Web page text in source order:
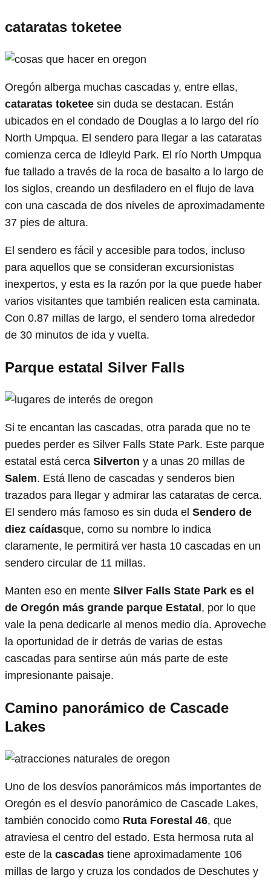
cataratas toketee
Oregón alberga muchas cascadas y, entre ellas,
cataratas toketee sin duda se destacan. Están
ubicados en el condado de Douglas a lo largo del río
North Umpqua. El sendero para llegar a las cataratas
comienza cerca de Idleyld Park. El río North Umpqua
fue tallado a través de la roca de basalto a lo largo de
los siglos, creando un desfiladero en el flujo de lava
con una cascada de dos niveles de aproximadamente
37 pies de altura.
El sendero es fácil y accesible para todos, incluso
para aquellos que se consideran excursionistas
inexpertos, y esta es la razón por la que puede haber
varios visitantes que también realicen esta caminata.
Con 0.87 millas de largo, el sendero toma alrededor
de 30 minutos de ida y vuelta.
Parque estatal Silver Falls
Si te encantan las cascadas, otra parada que no te
puedes perder es Silver Falls State Park. Este parque
estatal está cerca Silverton y a unas 20 millas de
Salem. Está lleno de cascadas y senderos bien
trazados para llegar y admirar las cataratas de cerca.
El sendero más famoso es sin duda el Sendero de
diez caídasque, como su nombre lo indica
claramente, le permitirá ver hasta 10 cascadas en un
sendero circular de 11 millas.
Manten eso en mente Silver Falls State Park es el
de Oregón más grande parque Estatal, por lo que
vale la pena dedicarle al menos medio día. Aproveche
la oportunidad de ir detrás de varias de estas
cascadas para sentirse aún más parte de este
impresionante paisaje.
Camino panorámico de Cascade
Lakes
Uno de los desvíos panorámicos más importantes de
Oregón es el desvío panorámico de Cascade Lakes,
también conocido como Ruta Forestal 46, que
atraviesa el centro del estado. Esta hermosa ruta al
este de la cascadas tiene aproximadamente 106
millas de largo y cruza los condados de Deschutes y